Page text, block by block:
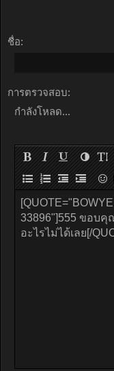
ชื่อ:
การตรวจสอบ:
กำลังโหลด...